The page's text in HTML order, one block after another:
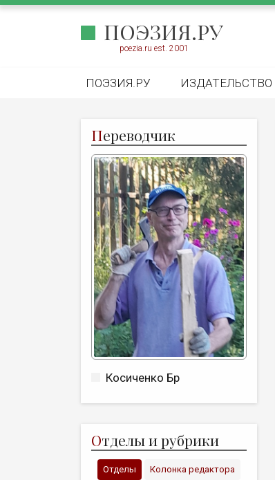
ПОЭЗИЯ.РУ
poezia.ru est. 2001
ПОЭЗИЯ.РУ ИЗДАТЕЛЬСТВО
Переводчик
Косиченко Бр
Отделы и рубрики
Отделы Колонка редактора